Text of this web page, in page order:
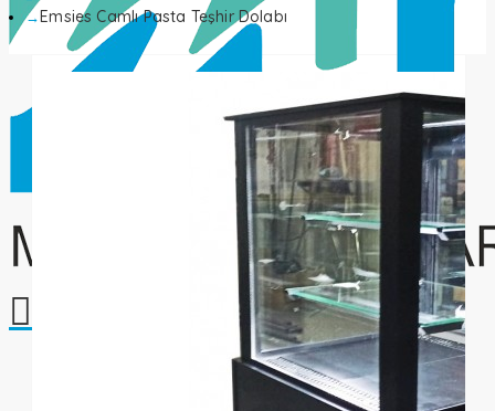
Emsies Camlı Pasta Teşhir Dolabı